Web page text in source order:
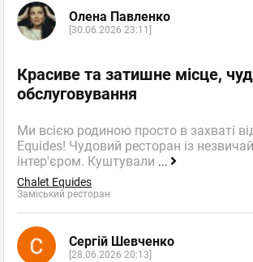
Олена Павленко
[30.06.2026 23:11]
Красиве та затишне місце,
обслуговування
Ми всією родиною просто в захваті
Equides! Чудовий ресторан із
інтер'єром. Куштували ...
Chalet Equides
Заміський ресторан
Сергій Шевченко
[28.06.2026 20:13]